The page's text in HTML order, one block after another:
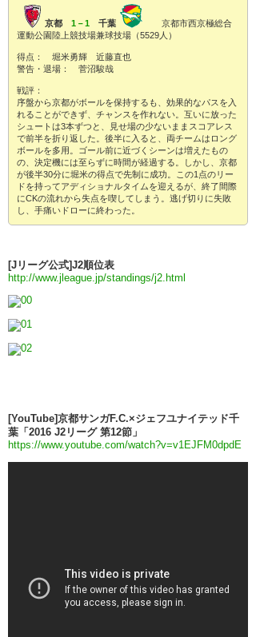
京都 1－1 千葉
京都市西京極総合
運動公園陸上競技場兼球技場（5529人）
得点： 堀米勇輝 近藤直也
警告・退場： 菅沼駿哉
戦評：
序盤から京都がボールを保持するも、効果的なパスを入
れることができず、チャンスを作れない。互いに放った
シュートは3本ずつと、見せ場の少ないままスコアレス
で前半を折り返した。後半に入ると、両チームはロング
ボールを多用。ゴール前に近づくシーンは増えたもの
の、決定機には至らずに時間が経過する。しかし、京都
が後半30分に堀米の得点で先制に成功。この1点のリー
ドを持ってアディショナルタイムを迎えるが、終了間際
にCKの流れから失点を喫してしまう。逃げ切りに失敗
し、手痛いドローに終わった。
[Jリーグ公式]J2順位表
http://www.jleague.jp/standings/j2.html
[YouTube]京都サンガF.C.×ジェフユナイテッド千
葉「2016 J2リーグ 第12節」
https://www.youtube.com/watch?v=v1EJFM0dpdE